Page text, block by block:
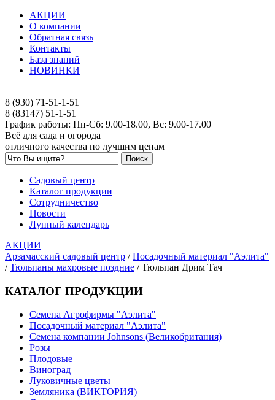
АКЦИИ
О компании
Обратная связь
Контакты
База знаний
НОВИНКИ
8 (930) 71-51-1-51
8 (83147) 51-1-51
График работы: Пн-Сб: 9.00-18.00, Вс: 9.00-17.00
Всё для сада и огорода
отличного качества по лучшим ценам
Садовый центр
Каталог продукции
Сотрудничество
Новости
Лунный календарь
АКЦИИ
Арзамасский садовый центр /Посадочный материал "Аэлита"
/Тюльпаны махровые поздние /Тюльпан Дрим Тач
КАТАЛОГ ПРОДУКЦИИ
Семена Агрофирмы "Аэлита"
Посадочный материал "Аэлита"
Семена компании Johnsons (Великобритания)
Розы
Плодовые
Виноград
Луковичные цветы
Земляника (ВИКТОРИЯ)